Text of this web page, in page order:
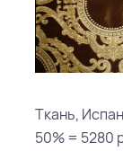
Ткань,
50% = 5280